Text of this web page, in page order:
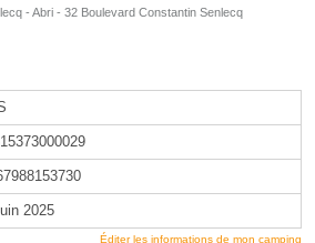
- Abri - 32 Boulevard Constantin Senlecq
2025
Éditer les informations de mon camping